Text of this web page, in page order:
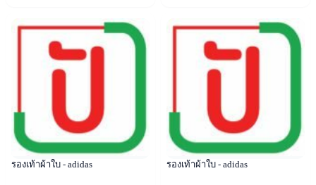
Popular
รองเท้าผ้าใบ - adidas
Popular
รองเท้าผ้าใบ - adidas